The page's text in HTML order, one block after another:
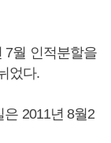
7월 인적분할을
었다.
2011년 8월2